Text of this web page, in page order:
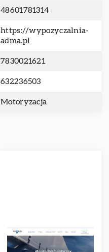
48601781314
https://wypozyczalnia-
adma.pl
7830021621
632236503
Motoryzacja